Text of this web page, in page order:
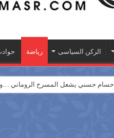
الركن السياسى رياضة
حسام حسني يشعل المسرح الروماني